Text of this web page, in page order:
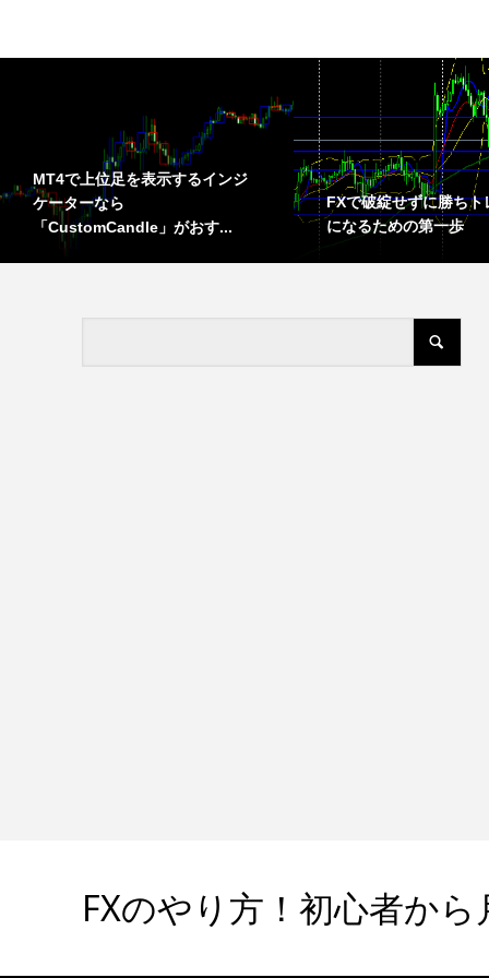
MT4で上位足を表示するインジ
ケーターなら
「CustomCandle」がおす...
FXで破綻せずに勝ちト
になるための第一歩
FXのやり方！初心者か